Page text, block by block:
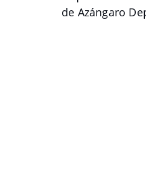
de Azángaro